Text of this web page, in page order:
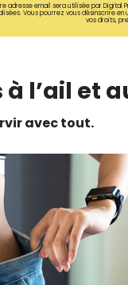
adresse email sera utilisée par Digital
Vous pourrez vous désinscrire
vos droits,
à l’ail et
avec tout.